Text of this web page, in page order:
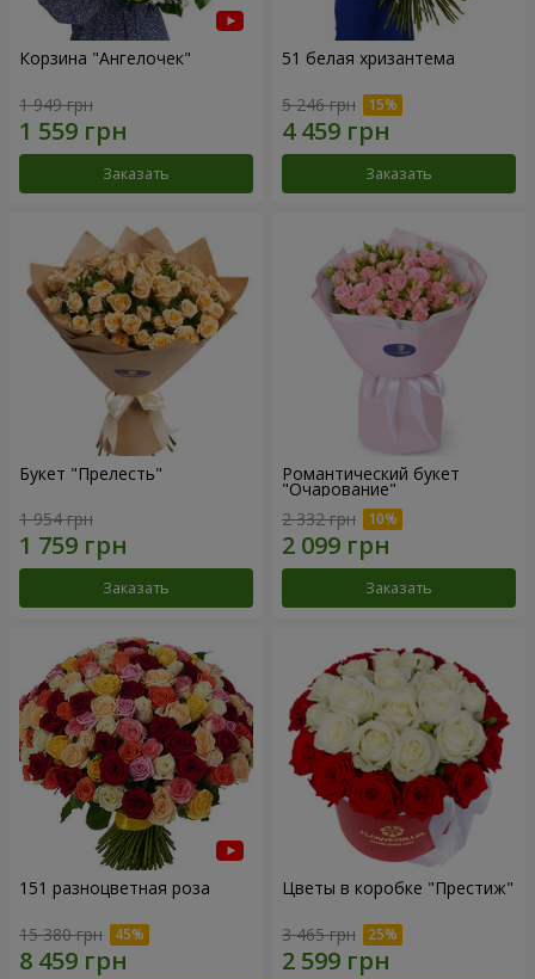
Корзина "Ангелочек"
1 949 грн
Заказать
51 белая хризантема
5 246 грн
Заказать
Букет "Прелесть"
1 954 грн
Заказать
Романтический букет
"Очарование"
2 332 грн
Заказать
151 разноцветная роза
15 380 грн
Цветы в коробке "Престиж"
3 465 грн